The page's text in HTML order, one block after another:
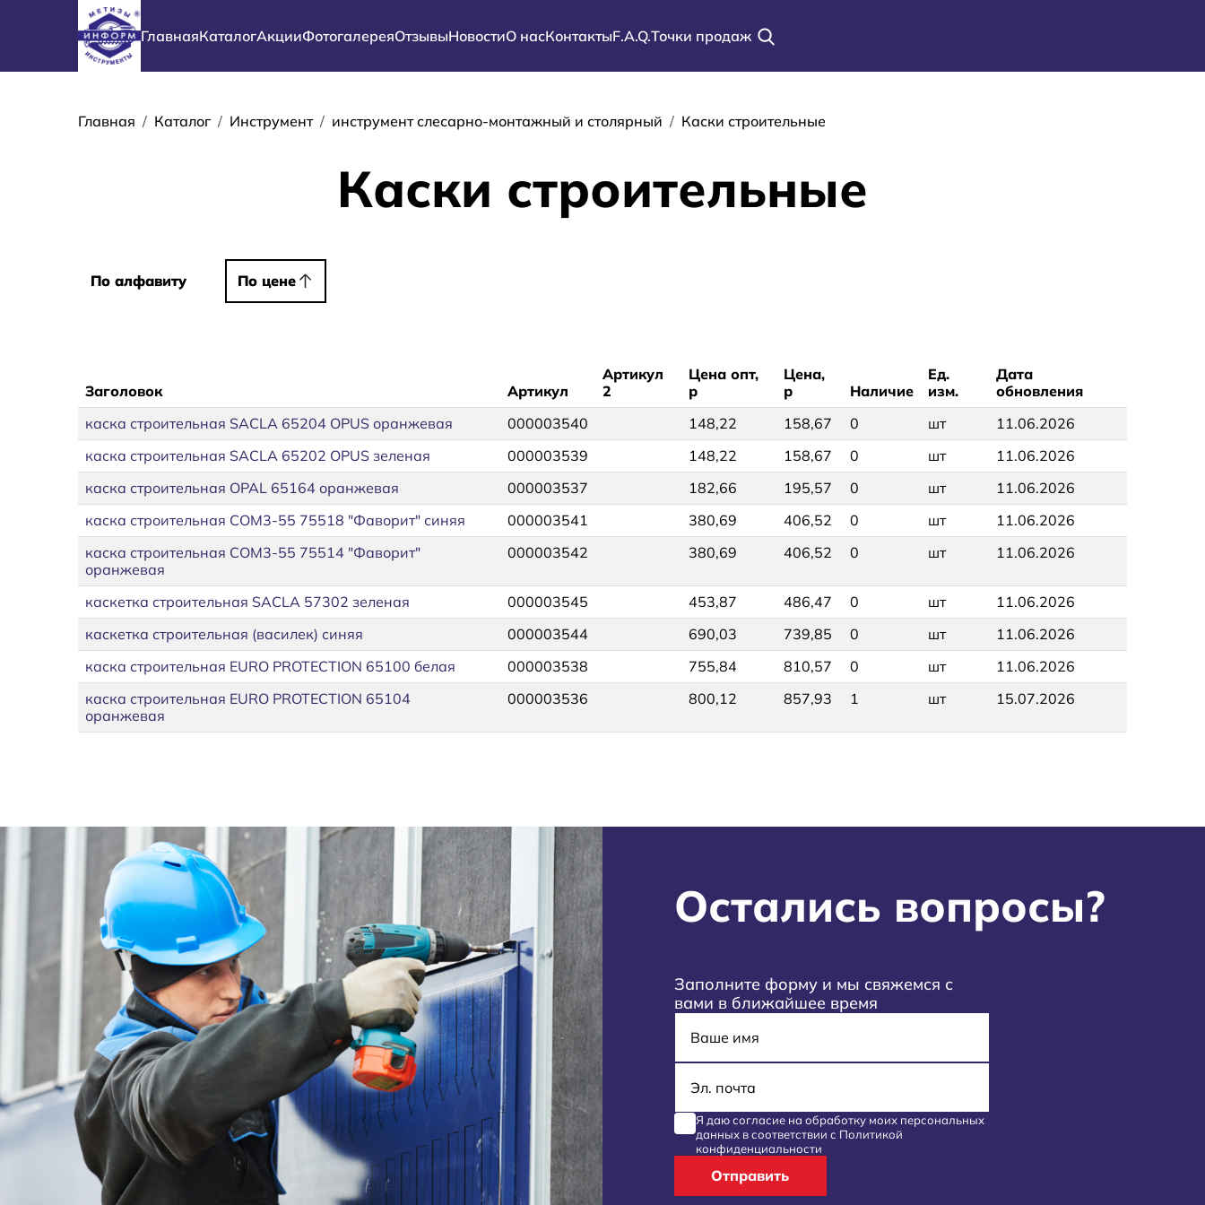
Перейти к основному содержанию
Основная навигация
ГлавнаяКаталогАкцииФотогалереяОтзывыНовостиО насКонтактыF.A.Q.Точки продаж
Строка навигации
Главная Каталог Инструмент инструмент слесарно-монтажный и столярный Каски строительные
Каски строительные
По алфавиту
По алфавиту По цене
По цене
Заголовок Артикул
Артикул
2
Цена опт,
р
Цена,
р
Наличие
Ед.
изм.
Дата
обновления
каска строительная SACLA 65204 OPUS оранжевая
000003540 148,22 158,67 0 шт
11.06.2026
каска строительная SACLA 65202 OPUS зеленая
000003539 148,22 158,67 0 шт
11.06.2026
каска строительная OPAL 65164 оранжевая
000003537 182,66 195,57 0 шт
11.06.2026
каска строительная СОМ3-55 75518 "Фаворит" синяя
000003541 380,69 406,52 0 шт
11.06.2026
каска строительная СОМ3-55 75514 "Фаворит"
оранжевая
000003542 380,69 406,52 0 шт 11.06.2026
каскетка строительная SACLA 57302 зеленая 000003545 453,87 486,47 0 шт
11.06.2026
каскетка строительная (василек) синяя
000003544 690,03 739,85 0 шт
11.06.2026
каска строительная EURO PROTECTION 65100 белая
000003538 755,84 810,57 0 шт
11.06.2026
каска строительная EURO PROTECTION 65104
оранжевая
000003536 800,12 857,93 1 шт 15.07.2026
Остались вопросы?
Заполните форму и мы свяжемся с
вами в ближайшее время
Я даю согласие на обработку моих персональных
данных в соответствии с Политикой
конфиденциальности
Отправить